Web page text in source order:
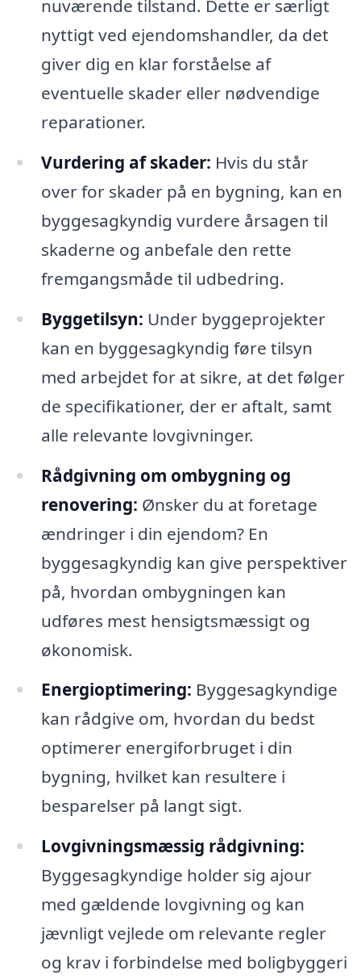
nuværende tilstand. Dette er særligt
nyttigt ved ejendomshandler, da det
giver dig en klar forståelse af
eventuelle skader eller nødvendige
reparationer.
Vurdering af skader: Hvis du står
over for skader på en bygning, kan en
byggesagkyndig vurdere årsagen til
skaderne og anbefale den rette
fremgangsmåde til udbedring.
Byggetilsyn: Under byggeprojekter
kan en byggesagkyndig føre tilsyn
med arbejdet for at sikre, at det følger
de specifikationer, der er aftalt, samt
alle relevante lovgivninger.
Rådgivning om ombygning og
renovering: Ønsker du at foretage
ændringer i din ejendom? En
byggesagkyndig kan give perspektiver
på, hvordan ombygningen kan
udføres mest hensigtsmæssigt og
økonomisk.
Energioptimering: Byggesagkyndige
kan rådgive om, hvordan du bedst
optimerer energiforbruget i din
bygning, hvilket kan resultere i
besparelser på langt sigt.
Lovgivningsmæssig rådgivning:
Byggesagkyndige holder sig ajour
med gældende lovgivning og kan
jævnligt vejlede om relevante regler
og krav i forbindelse med boligbyggeri